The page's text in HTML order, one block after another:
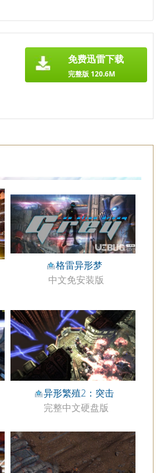
免费迅雷下载
完整版 120.6M
格雷异形梦
中文免安装版
异形繁殖2：突击
完整中文硬盘版